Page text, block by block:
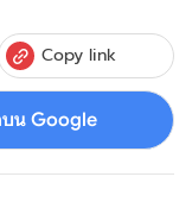
Copy link
บน Google